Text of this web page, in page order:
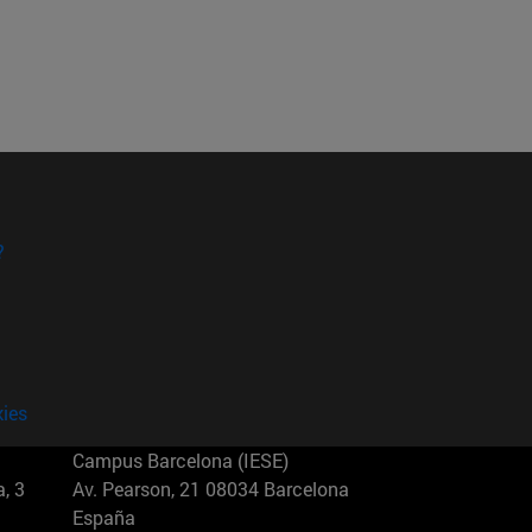
3
Campus Barcelona (IESE)
Av. Pearson, 21 08034 Barcelona
España